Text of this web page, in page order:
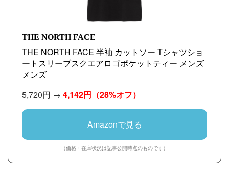
THE NORTH FACE
THE NORTH FACE 半袖 カットソー Tシャツショ
ートスリーブスクエアロゴポケットティー メンズ
メンズ
5,720円 → 4,142円 （28%オフ）
Amazonで見る
（価格・在庫状況は記事公開時点のものです）